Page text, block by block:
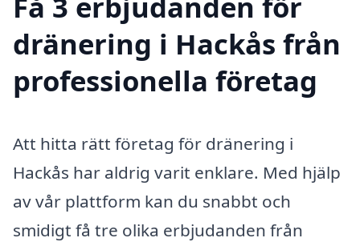
dränering i Hackås från
professionella företag
Att hitta rätt företag för dränering i
Hackås har aldrig varit enklare. Med hjälp
av vår plattform kan du snabbt och
smidigt få tre olika erbjudanden från